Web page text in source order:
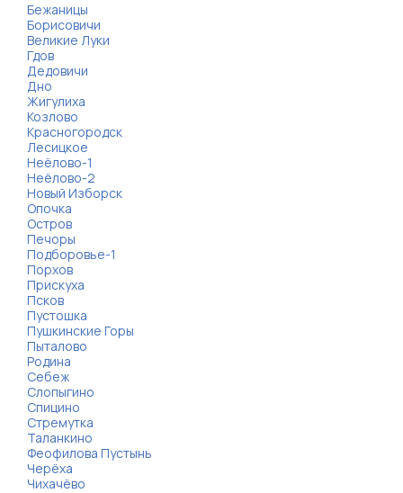
Бежаницы
Борисовичи
Великие Луки
Гдов
Дедовичи
Дно
Жигулиха
Козлово
Красногородск
Лесицкое
Неёлово-1
Неёлово-2
Новый Изборск
Опочка
Остров
Печоры
Подборовье-1
Порхов
Прискуха
Псков
Пустошка
Пушкинские Горы
Пыталово
Родина
Себеж
Слопыгино
Спицино
Стремутка
Таланкино
Феофилова Пустынь
Черёха
Чихачёво